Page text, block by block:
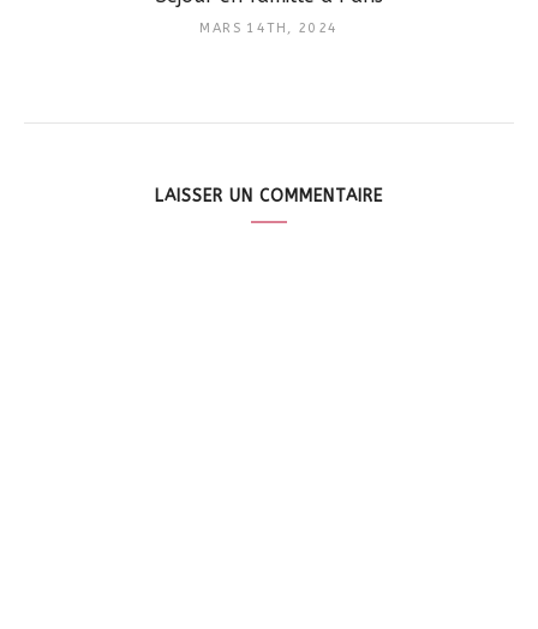
MARS 14TH, 2024
LAISSER UN COMMENTAIRE